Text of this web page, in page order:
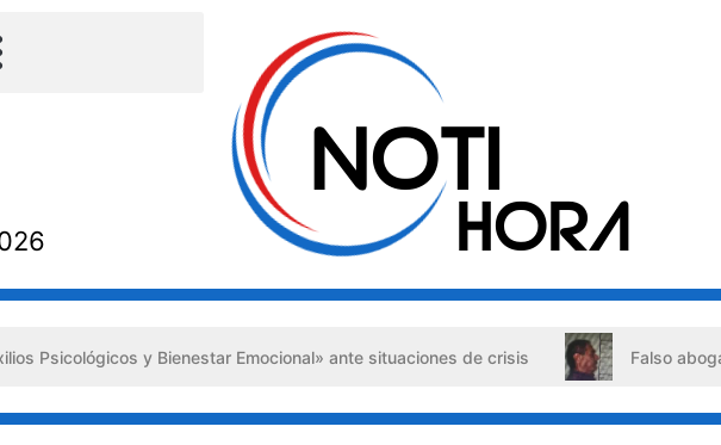
y Bienestar Emocional» ante situaciones de crisis Falso abogado